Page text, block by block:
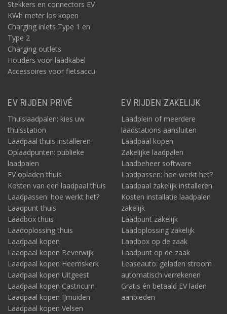
Stekkers en connectors EV
KWh meter los kopen
Charging inlets Type 1 en
Type 2
Charging outlets
Houders voor laadkabel
Accessoires voor fietsaccu
EV RIJDEN PRIVÉ
Thuislaadpalen: kies uw
thuisstation
Laadpaal thuis installeren
Oplaadpunten: publieke
laadpalen
EV opladen thuis
Kosten van een laadpaal thuis
Laadpassen: hoe werkt het?
Laadpunt thuis
Laadbox thuis
Laadoplossing thuis
Laadpaal kopen
Laadpaal kopen Beverwijk
Laadpaal kopen Heemskerk
Laadpaal kopen Uitgeest
Laadpaal kopen Castricum
Laadpaal kopen IJmuiden
Laadpaal kopen Velsen
EV RIJDEN ZAKELIJK
Laadplein of meerdere
laadstations aansluiten
Laadpaal kopen
Zakelijke laadpalen
Laadbeheer software
Laadpassen: hoe werkt het?
Laadpaal zakelijk installeren
Kosten installatie laadpalen
zakelijk
Laadpunt zakelijk
Laadoplossing zakelijk
Laadbox op de zaak
Laadpunt op de zaak
Leaseauto: geladen stroom
automatisch verrekenen
Gratis én betaald EV laden
aanbieden